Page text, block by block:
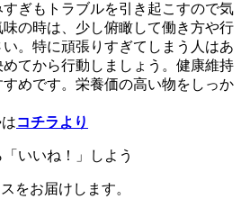
ぎもトラブルを引き起こすので気
の時は、少し俯瞰して働き方や行
。特に頑張りすぎてしまう人はあ
てから行動しましょう。健康維持
めです。栄養価の高い物をしっか
コチラより
いいね！」しよう
をお届けします。